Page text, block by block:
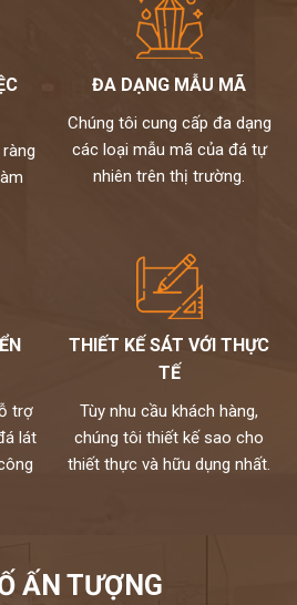
ĐA DẠNG MẪU MÃ
Chúng tôi cung cấp đa dạng
các loại mẫu mã của đá tự
nhiên trên thị trường.
trợ
lát
THIẾT KẾ SÁT VỚI THỰC
TẾ
Tùy nhu cầu khách hàng,
chúng tôi thiết kế sao cho
thiết thực và hữu dụng nhất.
ẤN TƯỢNG